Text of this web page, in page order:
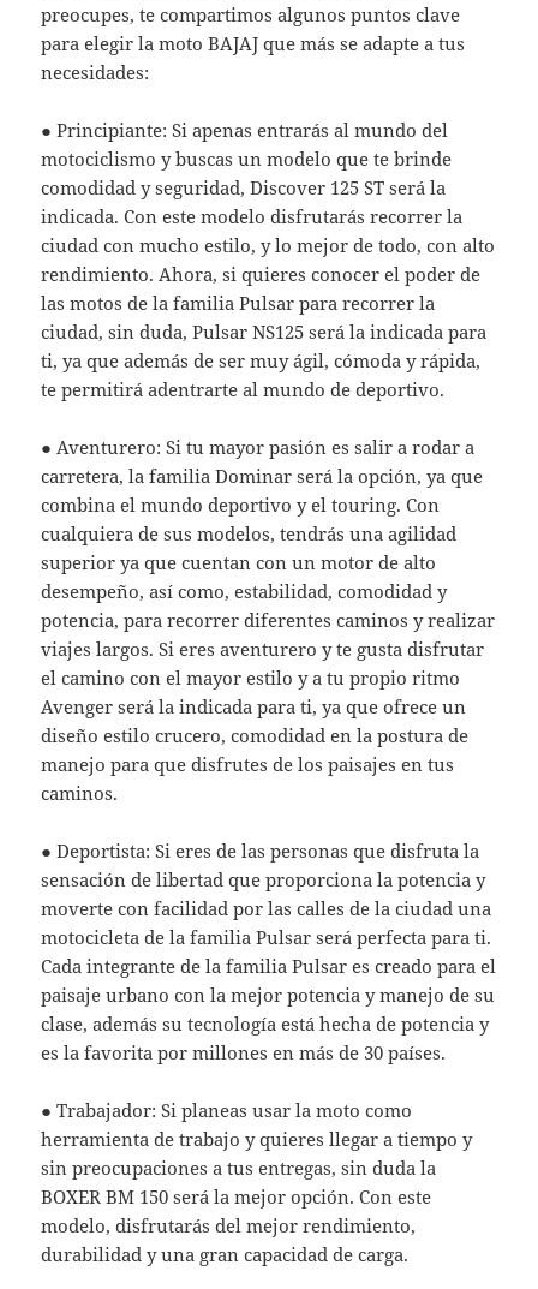
preocupes, te compartimos algunos puntos clave
para elegir la moto BAJAJ que más se adapte a tus
necesidades:
● Principiante: Si apenas entrarás al mundo del
motociclismo y buscas un modelo que te brinde
comodidad y seguridad, Discover 125 ST será la
indicada. Con este modelo disfrutarás recorrer la
ciudad con mucho estilo, y lo mejor de todo, con alto
rendimiento. Ahora, si quieres conocer el poder de
las motos de la familia Pulsar para recorrer la
ciudad, sin duda, Pulsar NS125 será la indicada para
ti, ya que además de ser muy ágil, cómoda y rápida,
te permitirá adentrarte al mundo de deportivo.
● Aventurero: Si tu mayor pasión es salir a rodar a
carretera, la familia Dominar será la opción, ya que
combina el mundo deportivo y el touring. Con
cualquiera de sus modelos, tendrás una agilidad
superior ya que cuentan con un motor de alto
desempeño, así como, estabilidad, comodidad y
potencia, para recorrer diferentes caminos y realizar
viajes largos. Si eres aventurero y te gusta disfrutar
el camino con el mayor estilo y a tu propio ritmo
Avenger será la indicada para ti, ya que ofrece un
diseño estilo crucero, comodidad en la postura de
manejo para que disfrutes de los paisajes en tus
caminos.
● Deportista: Si eres de las personas que disfruta la
sensación de libertad que proporciona la potencia y
moverte con facilidad por las calles de la ciudad una
motocicleta de la familia Pulsar será perfecta para ti.
Cada integrante de la familia Pulsar es creado para el
paisaje urbano con la mejor potencia y manejo de su
clase, además su tecnología está hecha de potencia y
es la favorita por millones en más de 30 países.
● Trabajador: Si planeas usar la moto como
herramienta de trabajo y quieres llegar a tiempo y
sin preocupaciones a tus entregas, sin duda la
BOXER BM 150 será la mejor opción. Con este
modelo, disfrutarás del mejor rendimiento,
durabilidad y una gran capacidad de carga.